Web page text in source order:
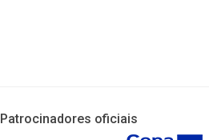
Patrocinadores oficiais